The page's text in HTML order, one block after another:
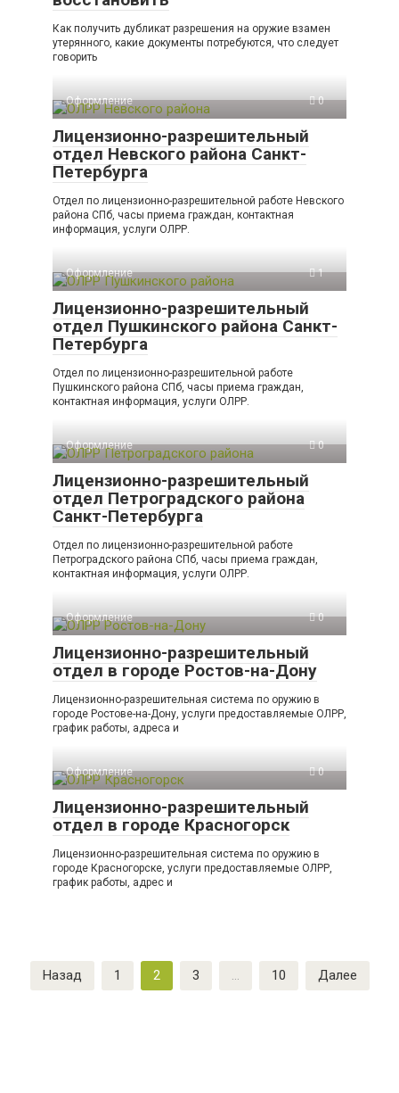
Как получить дубликат разрешения на оружие взамен
утерянного, какие документы потребуются, что следует
говорить
Оформление 0
Лицензионно-разрешительный
отдел Невского района Санкт-
Петербурга
Отдел по лицензионно-разрешительной работе Невского
района СПб, часы приема граждан, контактная
информация, услуги ОЛРР.
Оформление 1
Лицензионно-разрешительный
отдел Пушкинского района Санкт-
Петербурга
Отдел по лицензионно-разрешительной работе
Пушкинского района СПб, часы приема граждан,
контактная информация, услуги ОЛРР.
Оформление 0
Лицензионно-разрешительный
отдел Петроградского района
Санкт-Петербурга
Отдел по лицензионно-разрешительной работе
Петроградского района СПб, часы приема граждан,
контактная информация, услуги ОЛРР.
Оформление 0
Лицензионно-разрешительный
отдел в городе Ростов-на-Дону
Лицензионно-разрешительная система по оружию в
городе Ростове-на-Дону, услуги предоставляемые ОЛРР,
график работы, адреса и
Оформление 0
Лицензионно-разрешительный
отдел в городе Красногорск
Лицензионно-разрешительная система по оружию в
городе Красногорске, услуги предоставляемые ОЛРР,
график работы, адрес и
Пагинация
записей
Назад 1 2 3 … 10 Далее